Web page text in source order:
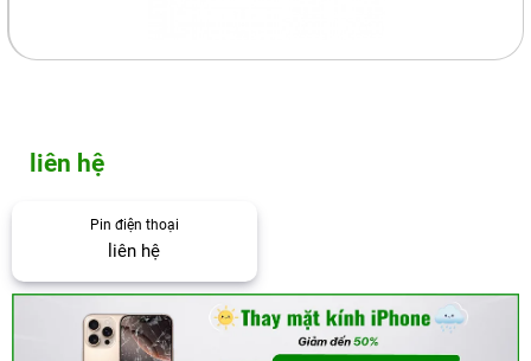
liên hệ
Pin điện thoại
liên hệ